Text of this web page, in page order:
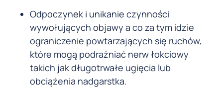
Odpoczynek i unikanie czynności
wywołujących objawy a co za tym idzie
ograniczenie powtarzających się ruchów,
które mogą podrażniać nerw łokciowy
takich jak długotrwałe ugięcia lub
obciążenia nadgarstka.